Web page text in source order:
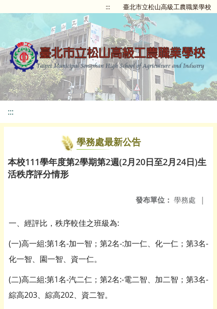
::: 臺北市立松山高級工農職業學校
:::
學務處最新公告
本校111學年度第2學期第2週(2月20日至2月24日)生
活秩序評分情形
發布單位： 學務處 |
一、經評比，秩序較佳之班級為:
(一)高一組:第1名-加一智；第2名-:加一仁、化一仁；第3名-
化一智、園一智、資一仁。
(二)高二組:第1名-汽二仁；第2名:-電二智、加二智；第3名-
綜高203、綜高202、資二智。